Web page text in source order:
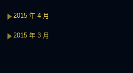
2015 年 4 月
2015 年 3 月